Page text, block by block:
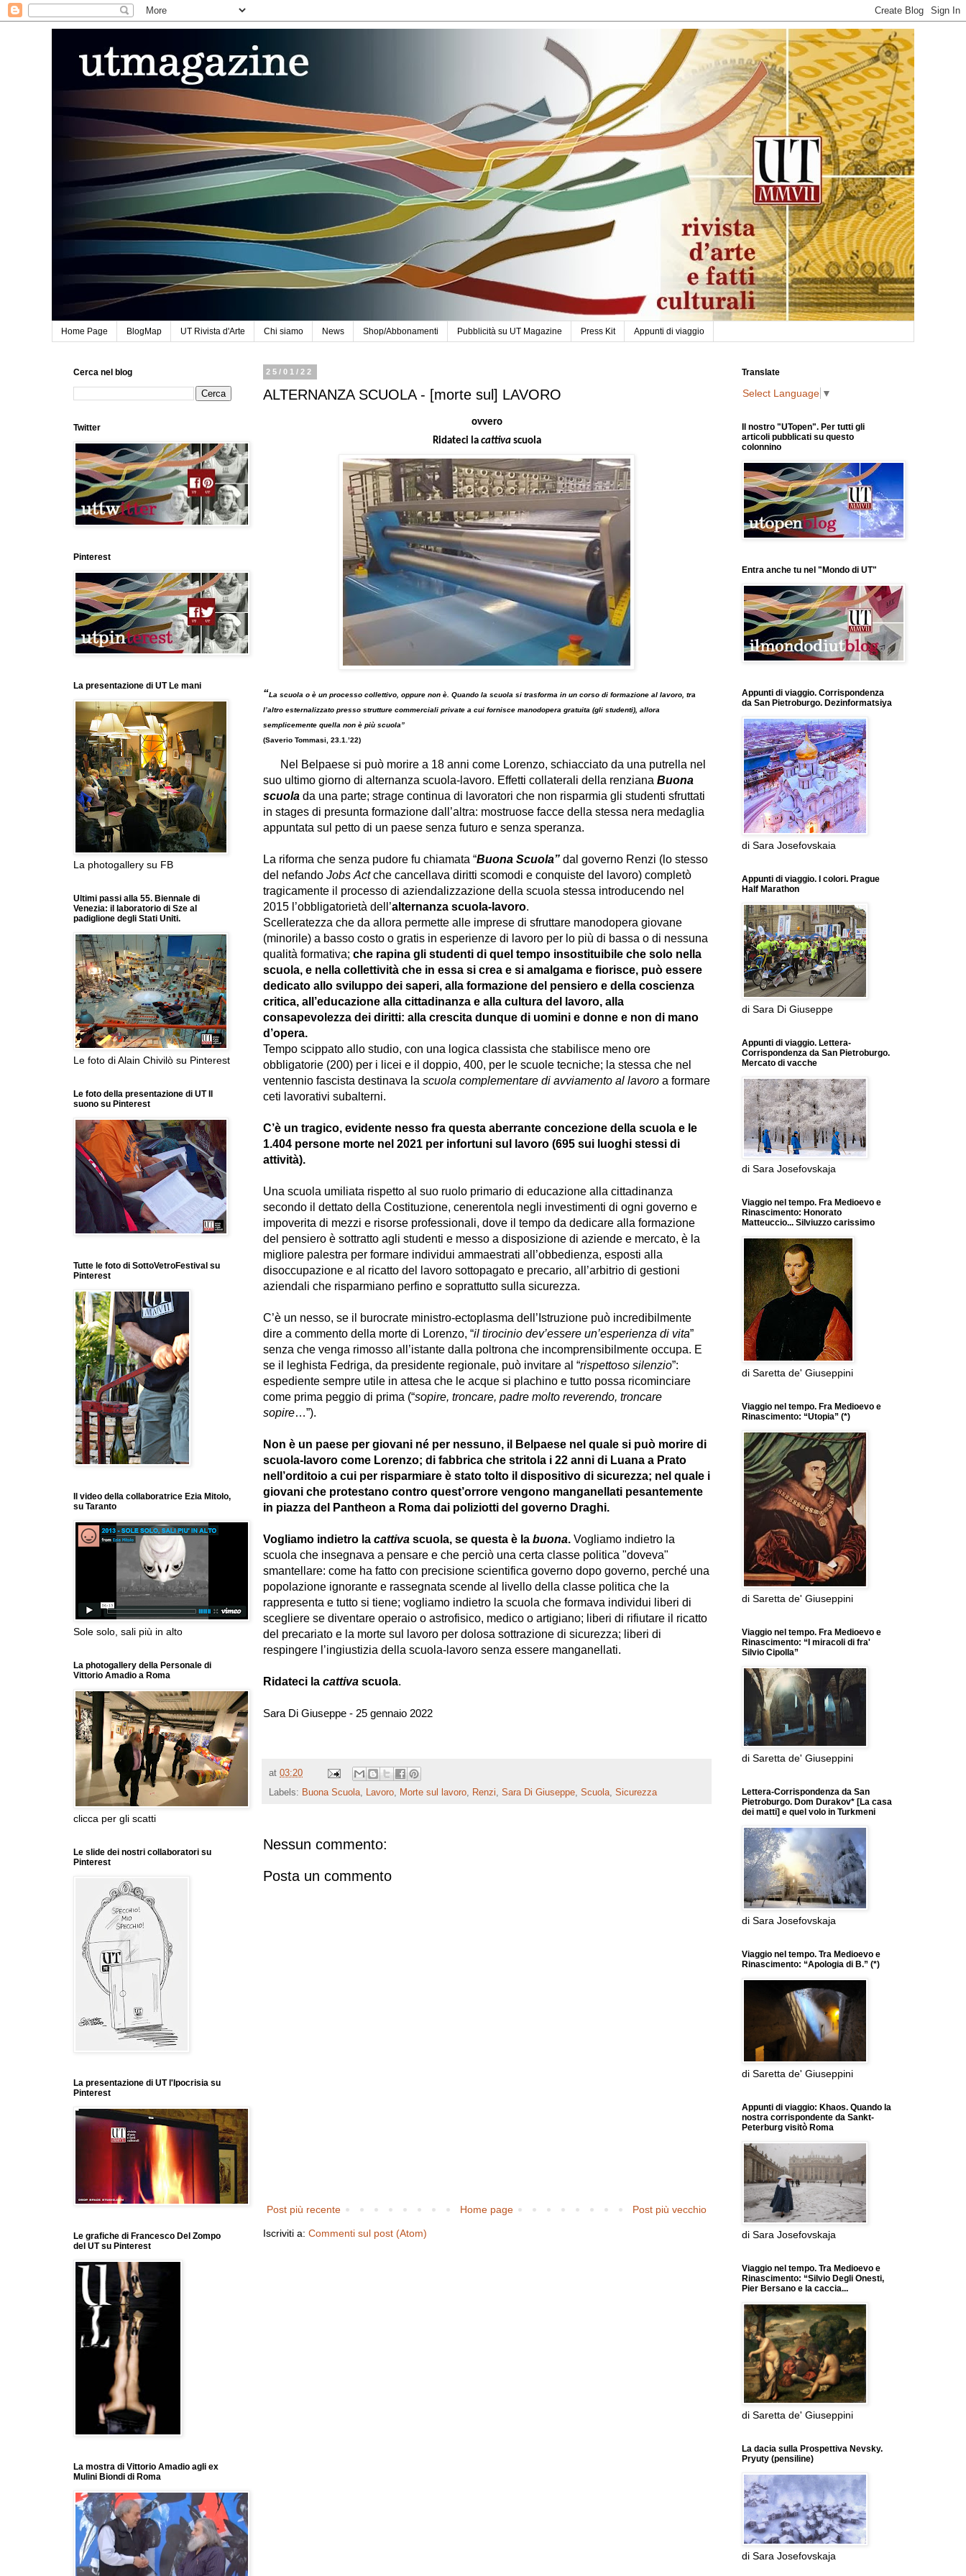
Home Page BlogMap UT Rivista d'Arte Chi siamo News Shop/Abbonamenti Pubblicità su UT Magazine Press Kit Appunti di viaggio
25/01/22
ALTERNANZA SCUOLA - [morte sul] LAVORO
ovvero
Ridateci la cattivascuola
“La scuola o è un processo collettivo, oppure non è. Quando la scuola si trasforma in un corso di formazione al lavoro, tra
l’altro esternalizzato presso strutture commerciali private a cui fornisce manodopera gratuita (gli studenti), allora
semplicemente quella non è più scuola”
(Saverio Tommasi, 23.1.’22)
Nel Belpaese si può morire a 18 anni come Lorenzo, schiacciato da una putrella nel
suo ultimo giorno di alternanza scuola-lavoro. Effetti collaterali della renziana Buona
scuola da una parte; strage continua di lavoratori che non risparmia gli studenti sfruttati
in stages di presunta formazione dall’altra: mostruose facce della stessa nera medaglia
appuntata sul petto di un paese senza futuro e senza speranza.
La riforma che senza pudore fu chiamata “Buona Scuola” dal governo Renzi (lo stesso
del nefando Jobs Actche cancellava diritti scomodi e conquiste del lavoro) completò
tragicamente il processo di aziendalizzazione della scuola stessa introducendo nel
2015 l’obbligatorietà dell’alternanza scuola-lavoro.
Scelleratezza che da allora permette alle imprese di sfruttare manodopera giovane
(minorile) a basso costo o gratis in esperienze di lavoro per lo più di bassa o di nessuna
qualità formativa; che rapina gli studenti di quel tempo insostituibile che solo nella
scuola, e nella collettività che in essa si crea e si amalgama e fiorisce, può essere
dedicato allo sviluppo dei saperi, alla formazione del pensiero e della coscienza
critica, all’educazione alla cittadinanza e alla cultura del lavoro, alla
consapevolezza dei diritti: alla crescita dunque di uomini e donne e non di mano
d’opera.
Tempo scippato allo studio, con una logica classista che stabilisce meno ore
obbligatorie (200) per i licei e il doppio, 400, per le scuole tecniche; la stessa che nel
ventennio fascista destinava la scuola complementare di avviamento al lavoro a formare
ceti lavorativi subalterni.
C’è un tragico, evidente nesso fra questa aberrante concezione della scuola e le
1.404 persone morte nel 2021 per infortuni sul lavoro (695 sui luoghi stessi di
attività).
Una scuola umiliata rispetto al suo ruolo primario di educazione alla cittadinanza
secondo il dettato della Costituzione, cenerentola negli investimenti di ogni governo e
impoverita di mezzi e risorse professionali, dove il tempo da dedicare alla formazione
del pensiero è sottratto agli studenti e messo a disposizione di aziende e mercato, è la
migliore palestra per formare individui ammaestrati all’obbedienza, esposti alla
disoccupazione e al ricatto del lavoro sottopagato e precario, all’arbitrio di gestioni
aziendali che risparmiano perfino e soprattutto sulla sicurezza.
C’è un nesso, se il burocrate ministro-ectoplasma dell’Istruzione può incredibilmente
dire a commento della morte di Lorenzo, “il tirocinio dev’essere un’esperienza di vita”
senza che venga rimosso all’istante dalla poltrona che incomprensibilmente occupa. E
se il leghista Fedriga, da presidente regionale, può invitare al “rispettoso silenzio”:
espediente sempre utile in attesa che le acque si plachino e tutto possa ricominciare
come prima peggio di prima (“sopire, troncare, padre molto reverendo, troncare
sopire…”).
Non è un paese per giovani né per nessuno, il Belpaese nel quale si può morire di
scuola-lavoro come Lorenzo; di fabbrica che stritola i 22 anni di Luana a Prato
nell’orditoio a cui per risparmiare è stato tolto il dispositivo di sicurezza; nel quale i
giovani che protestano contro quest’orrore vengono manganellati pesantemente
in piazza del Pantheon a Roma dai poliziotti del governo Draghi.
Vogliamo indietro la cattiva scuola, se questa è la buona. Vogliamo indietro la
scuola che insegnava a pensare e che perciò una certa classe politica "doveva"
smantellare: come ha fatto con precisione scientifica governo dopo governo, perché una
popolazione ignorante e rassegnata scende al livello della classe politica che la
rappresenta e tutto si tiene; vogliamo indietro la scuola che formava individui liberi di
scegliere se diventare operaio o astrofisico, medico o artigiano; liberi di rifiutare il ricatto
del precariato e la morte sul lavoro per dolosa sottrazione di sicurezza; liberi di
respingere l’ingiustizia della scuola-lavoro senza essere manganellati.
Ridateci la cattiva scuola.
Sara Di Giuseppe - 25 gennaio 2022
at 03:20
Labels: Buona Scuola, Lavoro, Morte sul lavoro, Renzi, Sara Di Giuseppe, Scuola, Sicurezza
Nessun commento:
Posta un commento
Post più recente Post più vecchio
Home page
Iscriviti a: Commenti sul post (Atom)
Cerca nel blog
Twitter
Pinterest
La presentazione di UT Le mani
La photogallery su FB
Ultimi passi alla 55. Biennale di
Venezia: il laboratorio di Sze al
padiglione degli Stati Uniti.
Le foto di Alain Chivilò su Pinterest
Le foto della presentazione di UT Il
suono su Pinterest
Tutte le foto di SottoVetroFestival su
Pinterest
Il video della collaboratrice Ezia Mitolo,
su Taranto
Sole solo, sali più in alto
La photogallery della Personale di
Vittorio Amadio a Roma
clicca per gli scatti
Le slide dei nostri collaboratori su
Pinterest
La presentazione di UT l'Ipocrisia su
Pinterest
Le grafiche di Francesco Del Zompo
del UT su Pinterest
La mostra di Vittorio Amadio agli ex
Mulini Biondi di Roma
Translate
Select Language ▼
Il nostro "UTopen". Per tutti gli
articoli pubblicati su questo
colonnino
Entra anche tu nel "Mondo di UT"
Appunti di viaggio. Corrispondenza
da San Pietroburgo. Dezinformatsiya
di Sara Josefovskaia
Appunti di viaggio. I colori. Prague
Half Marathon
di Sara Di Giuseppe
Appunti di viaggio. Lettera-
Corrispondenza da San Pietroburgo.
Mercato di vacche
di Sara Josefovskaja
Viaggio nel tempo. Fra Medioevo e
Rinascimento: Honorato
Matteuccio... Silviuzzo carissimo
di Saretta de' Giuseppini
Viaggio nel tempo. Fra Medioevo e
Rinascimento: “Utopia” (*)
di Saretta de' Giuseppini
Viaggio nel tempo. Fra Medioevo e
Rinascimento: “I miracoli di fra'
Silvio Cipolla”
di Saretta de' Giuseppini
Lettera-Corrispondenza da San
Pietroburgo. Dom Durakov* [La casa
dei matti] e quel volo in Turkmeni
di Sara Josefovskaja
Viaggio nel tempo. Tra Medioevo e
Rinascimento: “Apologia di B.” (*)
di Saretta de' Giuseppini
Appunti di viaggio: Khaos. Quando la
nostra corrispondente da Sankt-
Peterburg visitò Roma
di Sara Josefovskaja
Viaggio nel tempo. Tra Medioevo e
Rinascimento: “Silvio Degli Onesti,
Pier Bersano e la caccia...
di Saretta de' Giuseppini
La dacia sulla Prospettiva Nevsky.
Pryuty (pensiline)
di Sara Josefovskaja